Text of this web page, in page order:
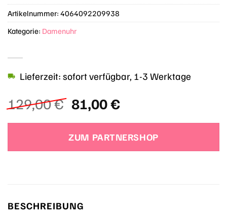
129,00€ Ursprünglicher
Preis
war:
129,00 €
81,00€Aktueller
ist:
81,00 €.
Lieferzeit: sofort verfügbar, 1-3 Werktage
ZUM PARTNERSHOP
Artikelnummer: 4064092209938
Kategorie: Damenuhr
BESCHREIBUNG